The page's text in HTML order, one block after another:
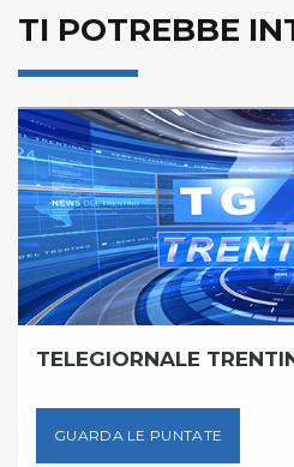
TI POTREBBE
TELEGIORNALE
GUARDA LE PUNTATE